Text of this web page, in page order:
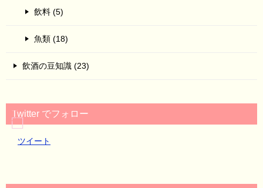
飲料 (5)
魚類 (18)
飲酒の豆知識 (23)
Twitter でフォロー
ツイート